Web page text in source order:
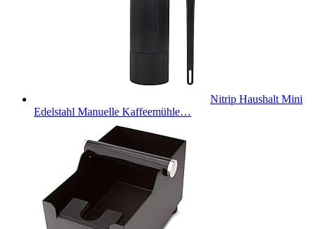
Nitrip Haushalt Mini
Edelstahl Manuelle Kaffeemühle…